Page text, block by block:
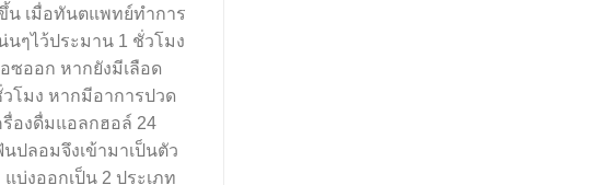
น เมื่อทันตแพทย์ทำการ
ๆไว้ประมาน 1 ชั่วโมง
ซออก หากยังมีเลือด
โมง หากมีอาการปวด
องดื่มแอลกฮอล์ 24
ปลอมจึงเข้ามาเป็นตัว
บ่งออกเป็น 2 ประเภท